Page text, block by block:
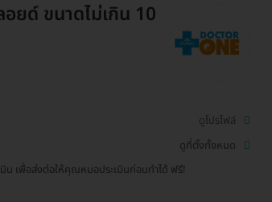
ยด์ ขนาดไม่เกิน 10
ดูโปรไฟล์
ดูที่ตั้งทั้งหมด
น เพื่อส่งต่อให้คุณหมอประเมินก่อนทำได้ ฟรี!